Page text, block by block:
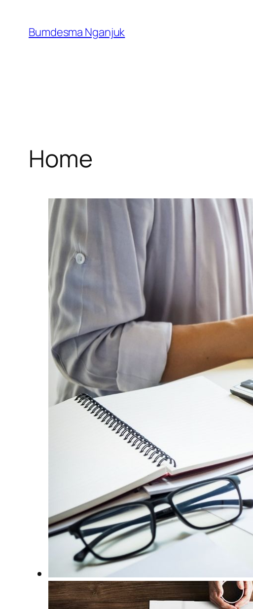
content
Bumdesma Nganjuk
Home